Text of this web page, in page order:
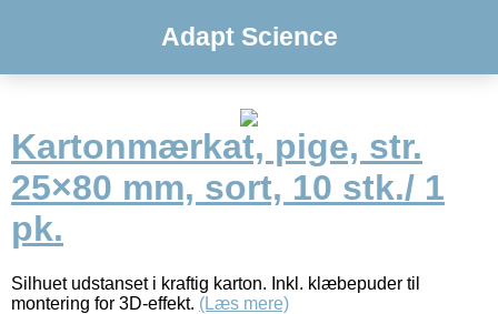
Adapt Science
Kartonmærkat, pige, str.
25×80 mm, sort, 10 stk./ 1
pk.
Silhuet udstanset i kraftig karton. Inkl. klæbepuder til
montering for 3D-effekt. (Læs mere)